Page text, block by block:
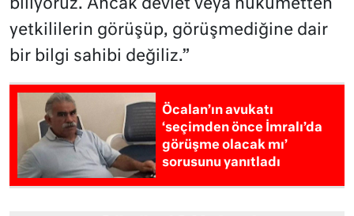
biliyoruz. Ancak devlet veya hükümetten
yetkililerin görüşüp, görüşmediğine dair
bir bilgi sahibi değiliz.”
Öcalan’ın avukatı
‘seçimden önce İmralı’da
görüşme olacak mı’
sorusunu yanıtladı